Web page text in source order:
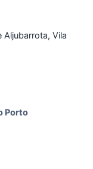
Vila
Porto